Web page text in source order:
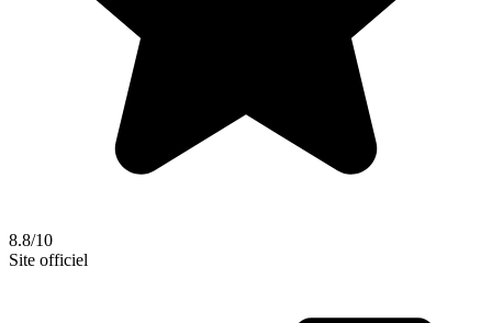
8.8/10
Site officiel